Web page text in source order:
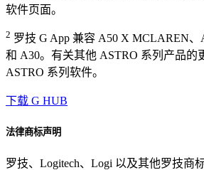
软件页面。
2 罗技 G App 兼容 A50 X MCLAREN
和 A30。有关其他 ASTRO 系列产品的
ASTRO 系列软件。
下载 G HUB
法律商标声明
罗技、Logitech、Logi 以及其他罗技商